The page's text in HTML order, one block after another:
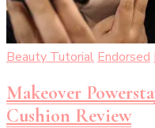
Beauty Tutorial Endorsed
Makeover
Cushion Review